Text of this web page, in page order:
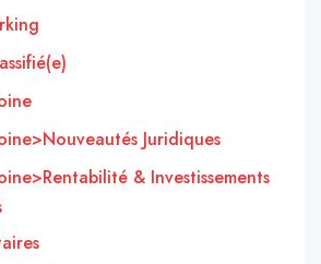
Juridiques
& Investissements